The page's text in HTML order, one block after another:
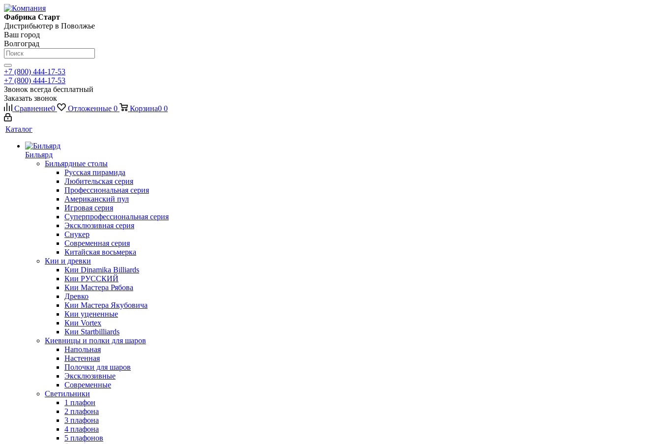
Фабрика Старт
Дистрибьютер в Поволжье
Ваш город
Волгоград
+7 (800) 444-17-53
+7 (800) 444-17-53
Звонок всегда бесплатный
Заказать звонок
Сравнение0 Отложенные 0 Корзина0 0
Каталог
Бильярд
Бильярдные столы
Русская пирамида
Любительская серия
Профессиональная серия
Американский пул
Игровая серия
Суперпрофессиональная серия
Эксклюзивная серия
Снукер
Современная серия
Китайская восьмерка
Кии и древки
Кии Dinamika Billiards
Кии РУССКИЙ
Кии Мастера Рябова
Древко
Кии Мастера Якубовича
Кии уцененные
Кии Vortex
Кии Startbilliards
Киевницы и полки для шаров
Напольная
Настенная
Полочки для шаров
Эксклюзивные
Современные
Светильники
1 плафон
2 плафона
3 плафона
4 плафона
5 плафонов